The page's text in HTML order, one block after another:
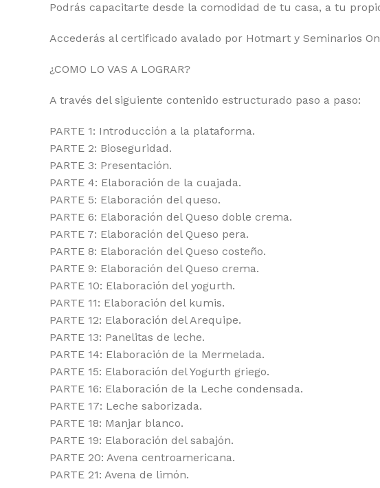
Podrás capacitarte desde la comodidad de tu casa, a tu
Accederás al certificado avalado por Hotmart y Seminarios
¿COMO LO VAS A LOGRAR?
A través del siguiente contenido estructurado paso a paso:
PARTE 1: Introducción a la plataforma.
PARTE 2: Bioseguridad.
PARTE 3: Presentación.
PARTE 4: Elaboración de la cuajada.
PARTE 5: Elaboración del queso.
PARTE 6: Elaboración del Queso doble crema.
PARTE 7: Elaboración del Queso pera.
PARTE 8: Elaboración del Queso costeño.
PARTE 9: Elaboración del Queso crema.
PARTE 10: Elaboración del yogurth.
PARTE 11: Elaboración del kumis.
PARTE 12: Elaboración del Arequipe.
PARTE 13: Panelitas de leche.
PARTE 14: Elaboración de la Mermelada.
PARTE 15: Elaboración del Yogurth griego.
PARTE 16: Elaboración de la Leche condensada.
PARTE 17: Leche saborizada.
PARTE 18: Manjar blanco.
PARTE 19: Elaboración del sabajón.
PARTE 20: Avena centroamericana.
PARTE 21: Avena de limón.